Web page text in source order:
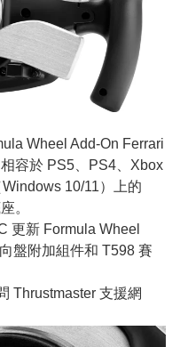
Wheel Add-On Ferrari
容於 PS5、PS4、Xbox
10/11）上的
。
更新 Formula Wheel
盤附加組件和 T598 賽
Thrustmaster 支援網